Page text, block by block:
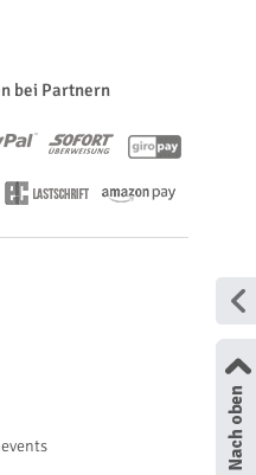
bei Partnern